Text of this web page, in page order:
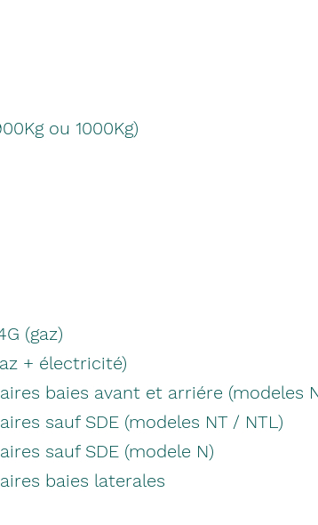
ou 1000Kg)
(gaz)
+ électricité)
baies avant et arriére (modeles
sauf SDE (modeles NT / NTL)
sauf SDE (modele N)
baies laterales